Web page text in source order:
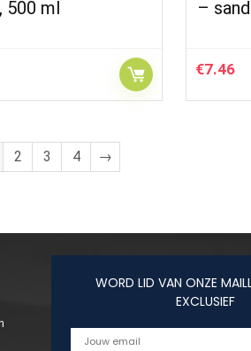
500 ml
–
€7.46
2 3 4 →
WORD LID VAN ONZE
EXCLUSIEF